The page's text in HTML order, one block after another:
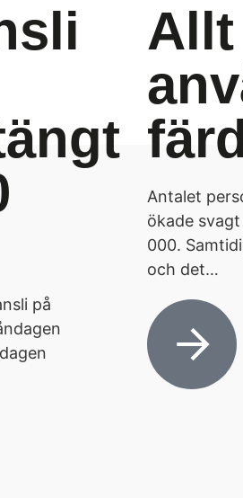
på
Antalet
ökade
000.
och det…